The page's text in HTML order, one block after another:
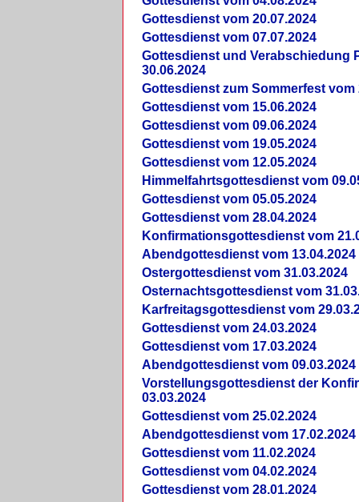
Gottesdienst vom 20.07.2024
Gottesdienst vom 07.07.2024
Gottesdienst und Verabschiedung
30.06.2024
Gottesdienst zum Sommerfest vom
Gottesdienst vom 15.06.2024
Gottesdienst vom 09.06.2024
Gottesdienst vom 19.05.2024
Gottesdienst vom 12.05.2024
Himmelfahrtsgottesdienst vom
Gottesdienst vom 05.05.2024
Gottesdienst vom 28.04.2024
Konfirmationsgottesdienst vom
Abendgottesdienst vom 13.04.2024
Ostergottesdienst vom 31.03.2024
Osternachtsgottesdienst vom
Karfreitagsgottesdienst vom
Gottesdienst vom 24.03.2024
Gottesdienst vom 17.03.2024
Abendgottesdienst vom 09.03.2024
Vorstellungsgottesdienst der
03.03.2024
Gottesdienst vom 25.02.2024
Abendgottesdienst vom 17.02.2024
Gottesdienst vom 11.02.2024
Gottesdienst vom 04.02.2024
Gottesdienst vom 28.01.2024